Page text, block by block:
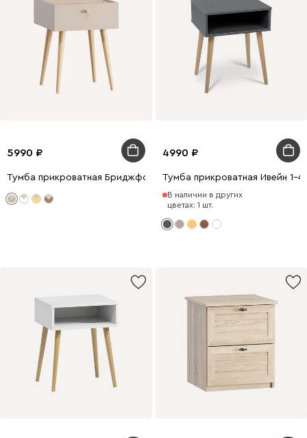
5990
Тумба прикроватная Бриджфорд 40x52 Латте
4990
Тумба прикроватная Ивейн 1-
В наличии в других
цветах: 1 шт.